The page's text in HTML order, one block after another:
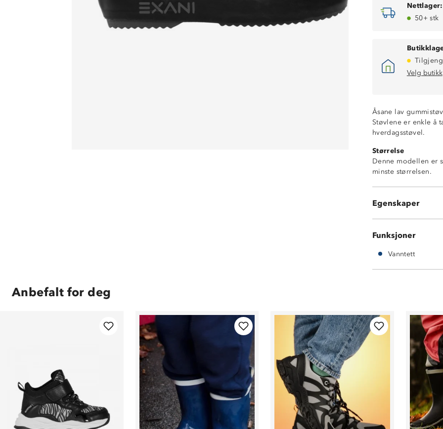
Nettlager:
50+ stk
Velg butikk
Åsane lav
Støvlene er enkle å
hverdagsstøvel.
Størrelse
Denne modellen er
minste størrelsen.
Egenskaper
Lav
Elastiske
Funksjoner
Vanntett
Anbefalt for deg